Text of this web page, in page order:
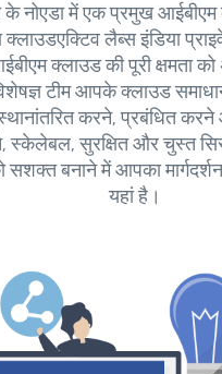
के नोएडा में एक प्रमुख
क्लाउडएक्टिव लैब्स इंडिया
क्लाउड की पूरी क्षमता
टीम आपके क्लाउड
करने, प्रबंधित
स्केलेबल, सुरक्षित और चुस्त
बनाने में आपका
यहां है।